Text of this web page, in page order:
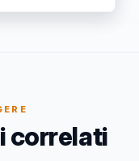
correlati